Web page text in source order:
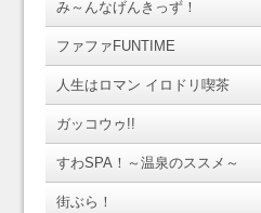
み～んなげんきっず！
ファファFUNTIME
人生はロマン イロドリ喫茶
ガッコウゥ!!
すわSPA！～温泉のススメ～
街ぶら！